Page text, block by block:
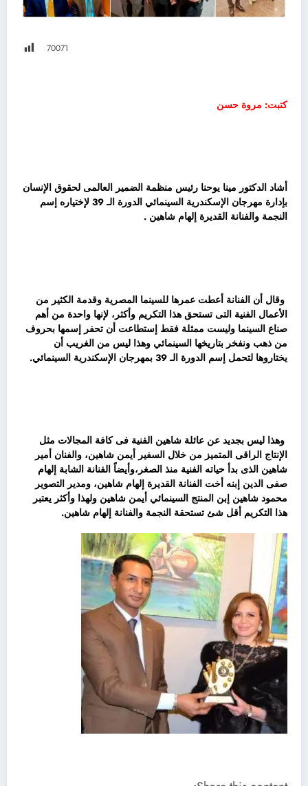
70071
كتبت: مروة حسن
أشاد الدكتور مينا يوحنا رئيس منظمة الضمير العالمى لحقوق الإنسان
بإدارة مهرجان الإسكندرية السينمائي الدورة الـ 39 لإختياره إسم
النجمة والفنانة القديرة إلهام شاهين .
وقال أن الفنانة أعطت عمرها للسينما المصرية وقدمة الكثير من
الأعمال الفنية التى تستحق هذا التكريم وأكثر، لإنها واحدة من أهم
صناع السينما وليست ممثلة فقط إستطاعت أن تحفر إسمها بحروف
من ذهب ونفخر بتاريخها السينمائي وهذا ليس من الغريب أن
يختاروها لتحمل إسم الدورة الـ 39 بمهرجان الإسكندرية السينمائي.
وهذا ليس بجديد عن عائلة شاهين الفنية فى كافة المجالات مثل
الإنتاج الراقى المتميز من خلال السفير أيمن شاهين، والفنان أمير
شاهين الذى بدأ حياته الفنية منذ الصغر،وأيضاً الفنانة الشابة إلهام
صفى الدين إبنه أخت الفنانة القديرة إلهام شاهين، ومدير التصوير
محمود شاهين إبن المنتج السينمائي أيمن شاهين ولهذا وأكثر يعتبر
هذا التكريم أقل شئ تستحقة النجمة والفنانة إلهام شاهين.